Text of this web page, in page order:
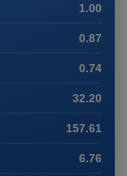
1.00
0.87
0.74
32.20
157.61
6.76